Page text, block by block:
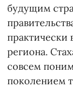
будущим
практически
региона.
совсем
поколением